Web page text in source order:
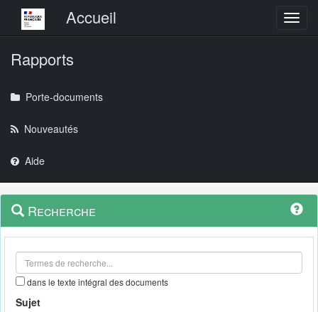
Menu principalAccueil
Rapports
Porte-documents
Nouveautés
Aide
Navigation
outils
Menu
contextuel
Recherche
dans le texte intégral des documents
Sujet